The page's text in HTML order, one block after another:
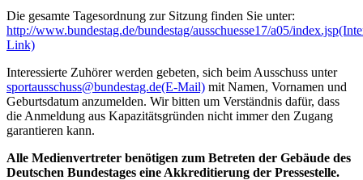
Die gesamte Tagesordnung zur Sitzung finden Sie unter:
http://www.bundestag.de/bundestag/ausschuesse17/a05/index.jsp
Link)
Interessierte Zuhörer werden gebeten, sich beim Ausschuss unter
sportausschuss@bundestag.de(E-Mail) mit Namen, Vornamen und
Geburtsdatum anzumelden. Wir bitten um Verständnis dafür, dass
die Anmeldung aus Kapazitätsgründen nicht immer den Zugang
garantieren kann.
Alle Medienvertreter benötigen zum Betreten der Gebäude des
Deutschen Bundestages eine Akkreditierung der Pressestelle.